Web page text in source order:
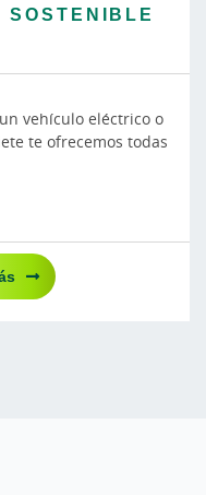
SOSTENIBLE
vehículo eléctrico o
te ofrecemos todas